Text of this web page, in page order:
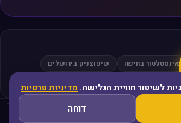
אינסטלטור בחיפה
שיפוצניק בירושלים
אמיתיות פריסה ארצית
ללא תיווך
מאובטח ופרטי
לשיפור חוויית הגלישה. מדיניות פרטיות
דוחה